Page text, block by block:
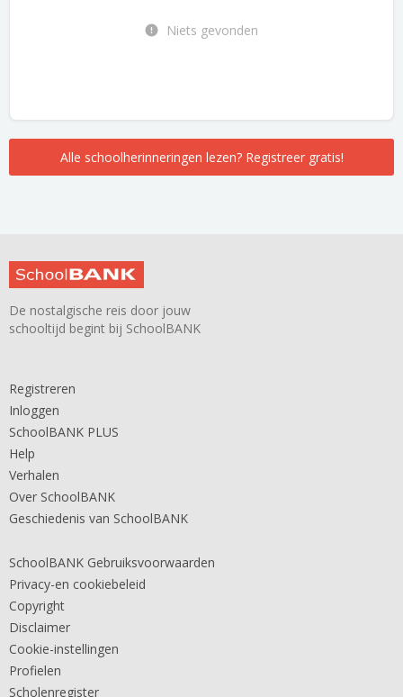
Niets gevonden
Alle schoolherinneringen lezen? Registreer gratis!
De nostalgische reis door jouw
schooltijd begint bij SchoolBANK
Registreren
Inloggen
SchoolBANK PLUS
Help
Verhalen
Over SchoolBANK
Geschiedenis van SchoolBANK
SchoolBANK Gebruiksvoorwaarden
Privacy-en cookiebeleid
Copyright
Disclaimer
Cookie-instellingen
Profielen
Scholenregister